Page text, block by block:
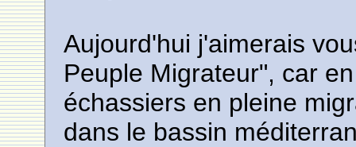
Aujourd'hui j'aimerais
Peuple Migrateur", car
échassiers en pleine
dans le bassin